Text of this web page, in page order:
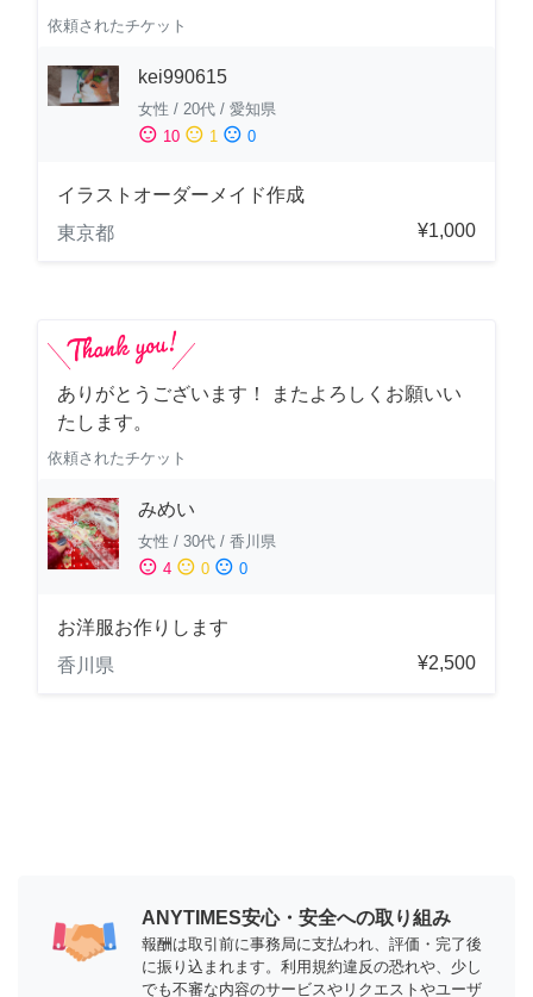
依頼されたチケット
kei990615
女性 / 20代 / 愛知県
sentiment_satisfied 10 sentiment_neutral 1 sentiment_dissatisfied 0
イラストオーダーメイド作成
東京都
¥1,000
ありがとうございます！ またよろしくお願いい
たします。
依頼されたチケット
みめい
女性 / 30代 / 香川県
sentiment_satisfied 4 sentiment_neutral 0 sentiment_dissatisfied 0
お洋服お作りします
香川県
¥2,500
ANYTIMES安心・安全への取り組み
報酬は取引前に事務局に支払われ、評価・完了後
に振り込まれます。利用規約違反の恐れや、少し
でも不審な内容のサービスやリクエストやユーザ